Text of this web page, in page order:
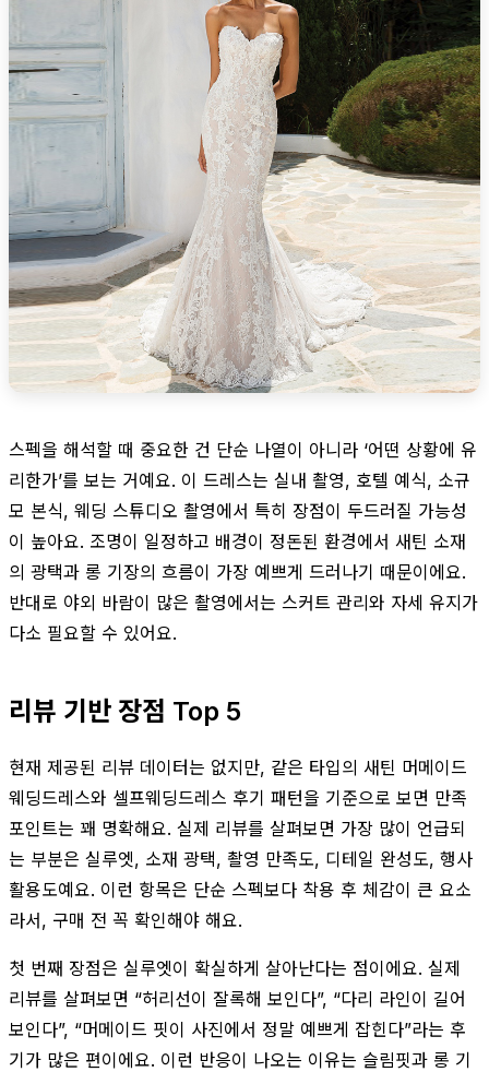
스펙을 해석할 때 중요한 건 단순 나열이 아니라 ‘어떤 상황에 유
리한가’를 보는 거예요. 이 드레스는 실내 촬영, 호텔 예식, 소규
모 본식, 웨딩 스튜디오 촬영에서 특히 장점이 두드러질 가능성
이 높아요. 조명이 일정하고 배경이 정돈된 환경에서 새틴 소재
의 광택과 롱 기장의 흐름이 가장 예쁘게 드러나기 때문이에요.
반대로 야외 바람이 많은 촬영에서는 스커트 관리와 자세 유지가
다소 필요할 수 있어요.
리뷰 기반 장점 Top 5
현재 제공된 리뷰 데이터는 없지만, 같은 타입의 새틴 머메이드
웨딩드레스와 셀프웨딩드레스 후기 패턴을 기준으로 보면 만족
포인트는 꽤 명확해요. 실제 리뷰를 살펴보면 가장 많이 언급되
는 부분은 실루엣, 소재 광택, 촬영 만족도, 디테일 완성도, 행사
활용도예요. 이런 항목은 단순 스펙보다 착용 후 체감이 큰 요소
라서, 구매 전 꼭 확인해야 해요.
첫 번째 장점은 실루엣이 확실하게 살아난다는 점이에요. 실제
리뷰를 살펴보면 “허리선이 잘록해 보인다”, “다리 라인이 길어
보인다”, “머메이드 핏이 사진에서 정말 예쁘게 잡힌다”라는 후
기가 많은 편이에요. 이런 반응이 나오는 이유는 슬림핏과 롱 기